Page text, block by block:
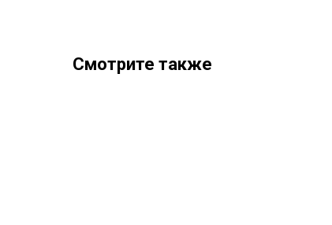
Смотрите также